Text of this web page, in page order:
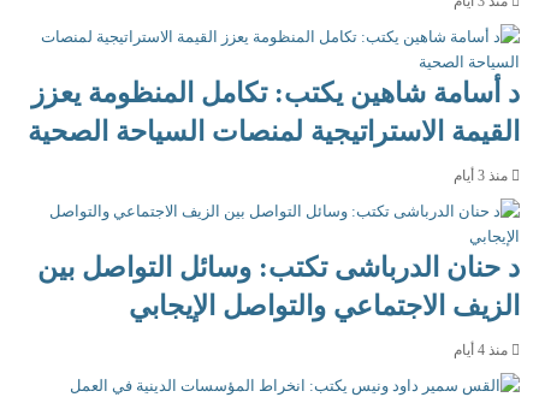
د أسامة شاهين يكتب: تكامل المنظومة يعزز
القيمة الاستراتيجية لمنصات السياحة الصحية
منذ 3 أيام
د حنان الدرباشى تكتب: وسائل التواصل بين
الزيف الاجتماعي والتواصل الإيجابي
منذ 4 أيام